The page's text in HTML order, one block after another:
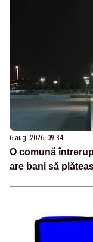
6 aug. 2026, 09:34
O comună
are bani să